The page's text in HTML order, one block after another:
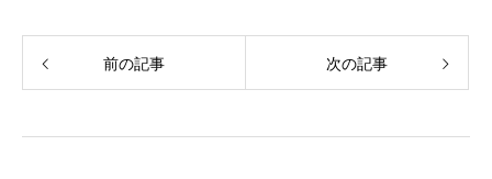
前の記事 次の記事